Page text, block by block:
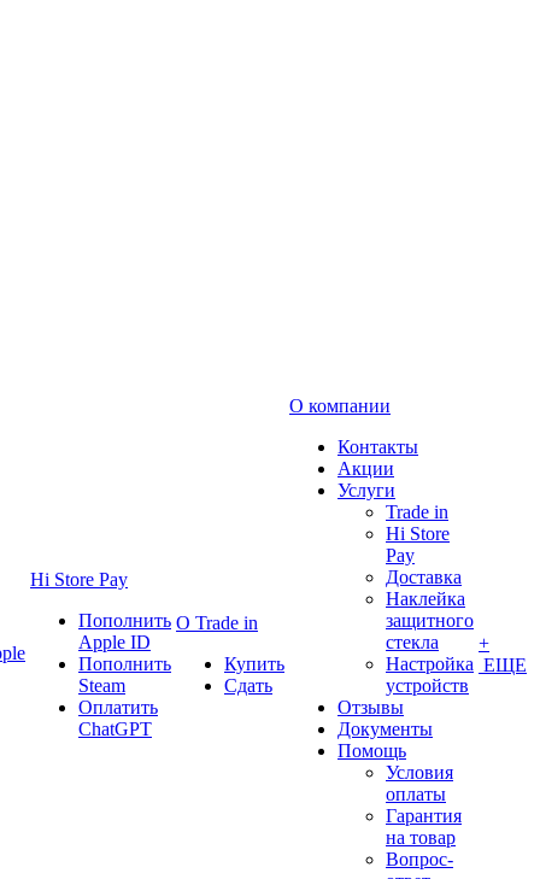
Hi Store Pay
Пополнить
Apple ID
Пополнить
Steam
Оплатить
ChatGPT
О Trade in
Купить
Сдать
О компании
Контакты
Акции
Услуги
Trade in
Hi Store
Pay
Доставка
Наклейка
защитного
стекла
Настройка
устройств
Отзывы
Документы
Помощь
Условия
оплаты
Гарантия
на товар
Вопрос-
+
ЕЩЕ